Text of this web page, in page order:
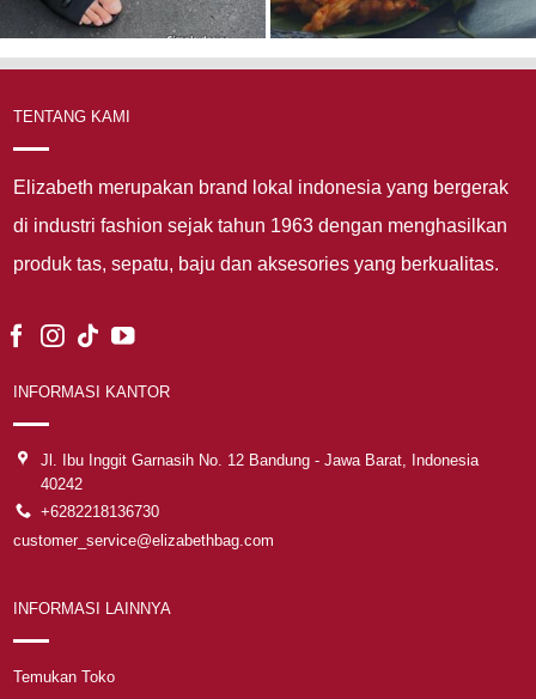
TENTANG KAMI
Elizabeth merupakan brand lokal indonesia yang bergerak
di industri fashion sejak tahun 1963 dengan menghasilkan
produk tas, sepatu, baju dan aksesories yang berkualitas.
INFORMASI KANTOR
Jl. Ibu Inggit Garnasih No. 12 Bandung - Jawa Barat, Indonesia
40242
+6282218136730
customer_service@elizabethbag.com
INFORMASI LAINNYA
Temukan Toko